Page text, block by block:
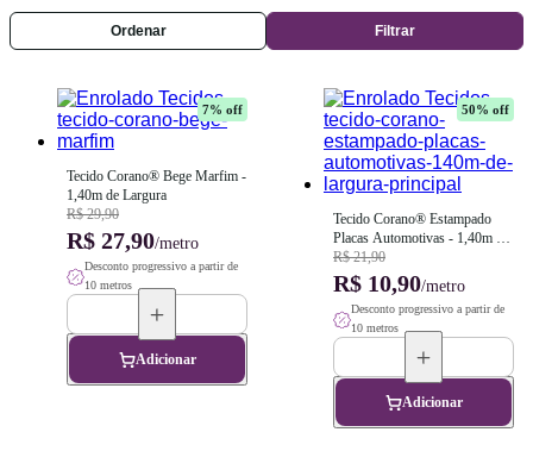
Ordenar Filtrar
7% off
Tecido Corano® Bege Marfim -
1,40m de Largura
R$ 29,90
R$ 27,90/metro
Desconto progressivo a partir de
10 metros
Adicionar
50% off
Tecido Corano® Estampado
Placas Automotivas - 1,40m de
Largura
R$ 21,90
R$ 10,90/metro
Desconto progressivo a partir de
10 metros
Adicionar